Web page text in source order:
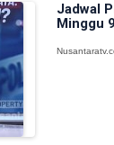
Jadwal
Minggu